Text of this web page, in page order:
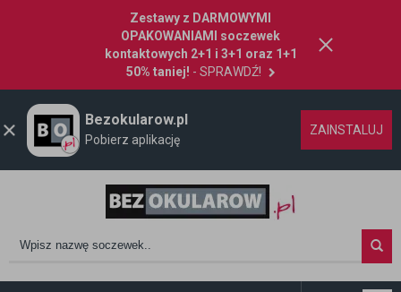
Zestawy z DARMOWYMI
OPAKOWANIAMI soczewek
kontaktowych 2+1 i 3+1 oraz 1+1
50% taniej! - SPRAWDŹ!
Bezokularow.pl
Pobierz aplikację
ZAINSTALUJ